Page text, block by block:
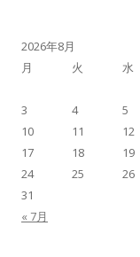
2026年8月
月
火 水
« 7月
3
4 5
10
11 12
17
18 19
24
25 26
31